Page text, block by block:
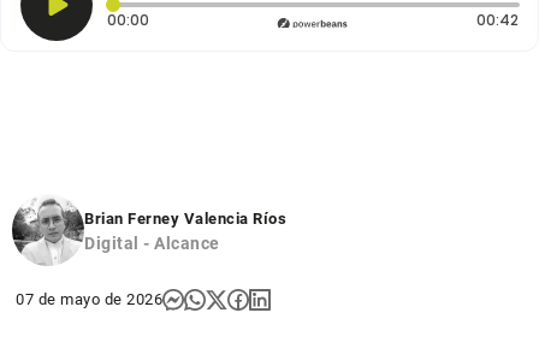
00:00 Tiempo transcurrido: 0 segundos 00:42
Brian Ferney Valencia Ríos
Digital - Alcance
07 de mayo de 2026